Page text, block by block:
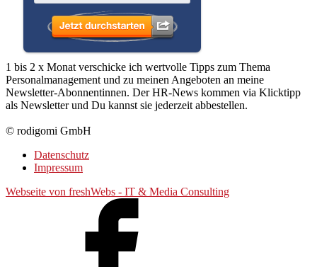
1 bis 2 x Monat verschicke ich wertvolle Tipps zum Thema
Personalmanagement und zu meinen Angeboten an meine
Newsletter-Abonnentinnen. Der HR-News kommen via Klicktipp
als Newsletter und Du kannst sie jederzeit abbestellen.
© rodigomi GmbH
Datenschutz
Impressum
Webseite von freshWebs - IT & Media Consulting